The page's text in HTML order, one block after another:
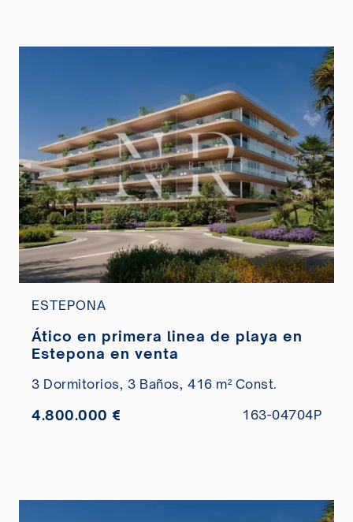
ESTEPONA
Ático en primera linea de playa en
Estepona en venta
3 Dormitorios, 3 Baños, 416 m² Const.
4.800.000 € 163-04704P